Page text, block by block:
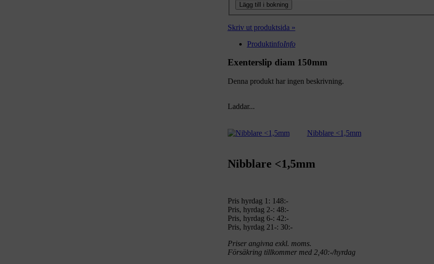
Lägg till i bokning
Skriv ut produktsida »
ProduktinfoInfo
Exenterslip diam 150mm
Denna produkt har ingen beskrivning.
Laddar...
Nibblare <1,5mm
Nibblare <1,5mm
Pris hyrdag 1: 148:-
Pris, hyrdag 2-: 48:-
Pris, hyrdag 6-: 42:-
Pris, hyrdag 21-: 30:-
Priser angivna exkl. moms.
Försäkring tillkommer med 2,40:-/hyrdag